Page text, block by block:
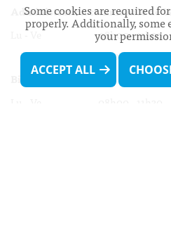
Administration communale de
Lu - Ve 08h00 - 11h30
13h30 - 16h00
Biergercenter
Some cookies are required
properly. Additionally, some
your
ACCEPT ALL